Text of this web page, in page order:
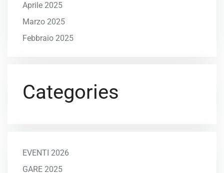
Aprile 2025
Marzo 2025
Febbraio 2025
Categories
EVENTI 2026
GARE 2025